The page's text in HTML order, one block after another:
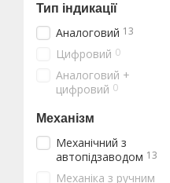
Тип індикації
Аналоговий 13
Цифровий 0
Аналоговий +
цифровий 0
Механізм
Механічний з
автопідзаводом 13
Механіка з ручним